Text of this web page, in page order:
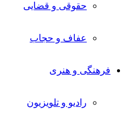
حقوقی و قضایی
عفاف و حجاب
فرهنگی و هنری
رادیو و تلویزیون